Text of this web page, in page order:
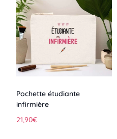
Pochette étudiante
infirmière
21,90€